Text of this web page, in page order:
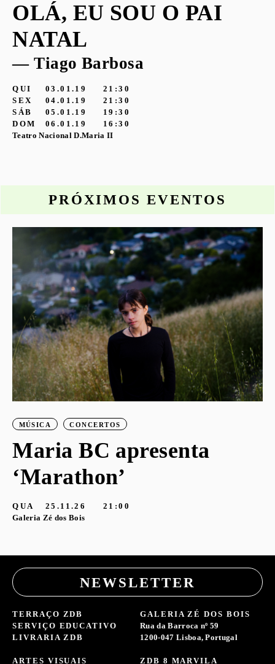
OLÁ, EU SOU O PAI
NATAL
— Tiago Barbosa
QUI 03.01.19
21:30
SEX
04.01.19
21:30
SÁB
05.01.19
19:30
DOM
06.01.19
16:30
Teatro Nacional D.Maria II
PRÓXIMOS EVENTOS
MÚSICA CONCERTOS
Maria BC apresenta
‘Marathon’
QUA 25.11.26
21:00
Galeria Zé dos Bois
NEWSLETTER
TERRAÇO ZDB
SERVIÇO EDUCATIVO
LIVRARIA ZDB
ARTES VISUAIS
GALERIA ZÉ DOS BOIS
Rua da Barroca nº 59
1200-047 Lisboa, Portugal
ZDB 8 MARVILA